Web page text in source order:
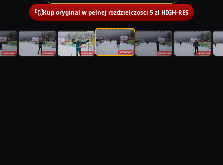
Kup oryginal w pelnej rozdzielczosci 5 zl HIGH-RES